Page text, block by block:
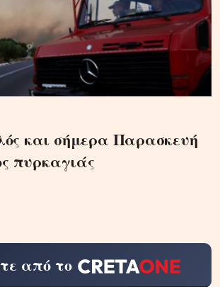
και σήμερα Παρασκευή
πυρκαγιάς
από το